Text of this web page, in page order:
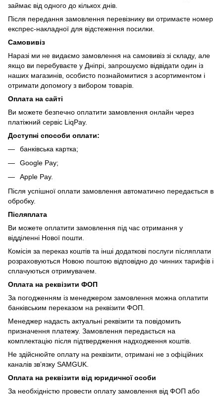
займає від одного до кількох днів.
Після передання замовлення перевізнику ви отримаєте номер
експрес-накладної для відстеження посилки.
Самовивіз
Наразі ми не видаємо замовлення на самовивіз зі складу, але
якщо ви перебуваєте у Дніпрі, запрошуємо відвідати один із
наших магазинів, особисто познайомитися з асортиментом і
отримати допомогу з вибором товарів.
Оплата на сайті
Ви можете безпечно оплатити замовлення онлайн через
платіжний сервіс LiqPay.
Доступні способи оплати:
банківська картка;
Google Pay;
Apple Pay.
Після успішної оплати замовлення автоматично передається в
обробку.
Післяплата
Ви можете оплатити замовлення під час отримання у
відділенні Нової пошти.
Комісія за переказ коштів та інші додаткові послуги післяплати
розраховуються Новою поштою відповідно до чинних тарифів і
сплачуються отримувачем.
Оплата на реквізити ФОП
За погодженням із менеджером замовлення можна оплатити
банківським переказом на реквізити ФОП.
Менеджер надасть актуальні реквізити та повідомить
призначення платежу. Замовлення передається на
комплектацію після підтвердження надходження коштів.
Не здійснюйте оплату на реквізити, отримані не з офіційних
каналів зв’язку SAMGUK.
Оплата на реквізити від юридичної особи
За необхідністю провести оплату замовлення від ФОП або